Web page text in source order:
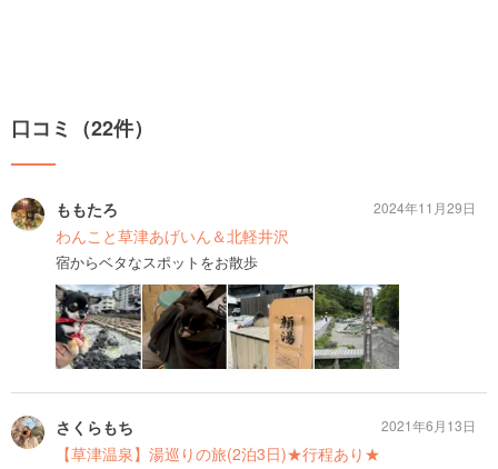
口コミ（22件）
ももたろ
わんこと草津あげいん＆北軽井沢
宿からベタなスポットをお散歩
2024年11月29日
さくらもち
【草津温泉】湯巡りの旅(2泊3日)★行程あり★
2021年6月13日